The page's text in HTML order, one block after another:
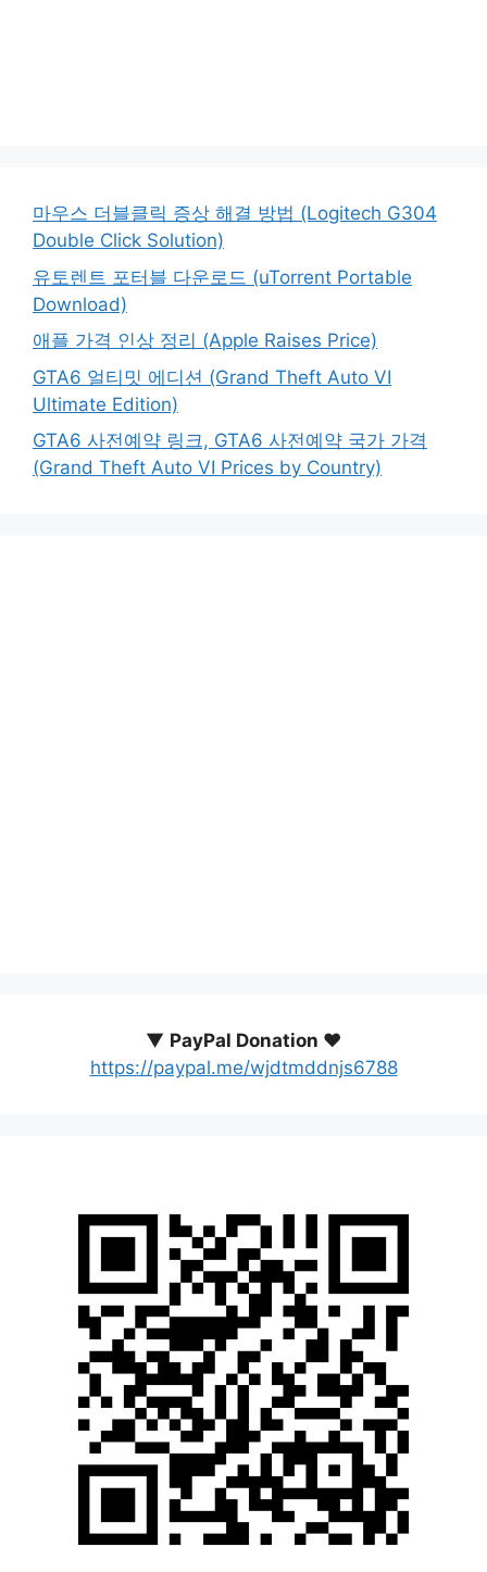
마우스 더블클릭 증상 해결 방법 (Logitech G304
Double Click Solution)
유토렌트 포터블 다운로드 (uTorrent Portable
Download)
애플 가격 인상 정리 (Apple Raises Price)
GTA6 얼티밋 에디션 (Grand Theft Auto VI
Ultimate Edition)
GTA6 사전예약 링크, GTA6 사전예약 국가 가격
(Grand Theft Auto VI Prices by Country)
▼ PayPal Donation ♥️
https://paypal.me/wjdtmddnjs6788